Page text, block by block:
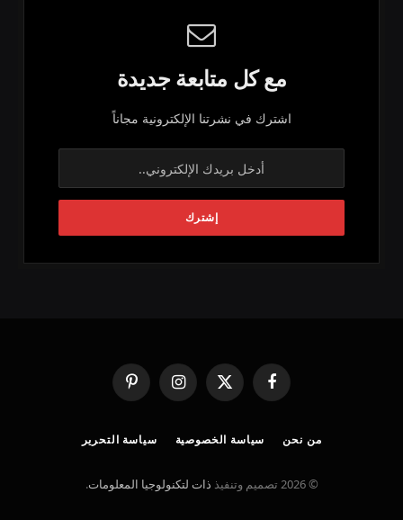
مع كل متابعة جديدة
اشترك في نشرتنا الإلكترونية مجاناً
فيسبوك
X
(Twitter)
الانستغرامبينتيريست
من نحن سياسة الخصوصية سياسة التحرير
© 2026 تصميم وتنفيذ ذات لتكنولوجيا المعلومات.